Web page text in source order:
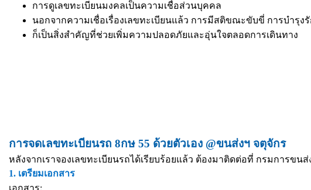
การดูเลขทะเบียนมงคลเป็นความเชื่อส่วนบุคคล
นอกจากความเชื่อเรื่องเลขทะเบียนแล้ว การมีสติขณะขับขี่ การบำรุ
ก็เป็นสิ่งสำคัญที่ช่วยเพิ่มความปลอดภัยและอุ่นใจตลอดการเดินทาง
การจดเลขทะเบียนรถ 8กษ 55 ด้วยตัวเอง @ขนส่งฯ จตุจักร
หลังจากเราจองเลขทะเบียนรถได้เรียบร้อยแล้ว ต้องมาติดต่อที่ กรมการข
1. เตรียมเอกสาร
เอกสาร: